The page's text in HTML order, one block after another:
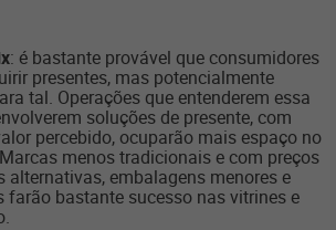
: é bastante provável que consumidores
presentes, mas potencialmente
tal. Operações que entenderem essa
soluções de presente, com
percebido, ocuparão mais espaço no
menos tradicionais e com preços
alternativas, embalagens menores e
farão bastante sucesso nas vitrines e